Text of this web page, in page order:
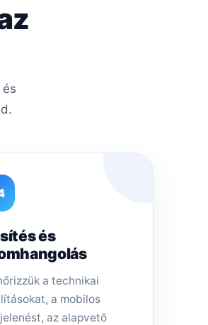
és
a technikai
a mobilos
az alapvető